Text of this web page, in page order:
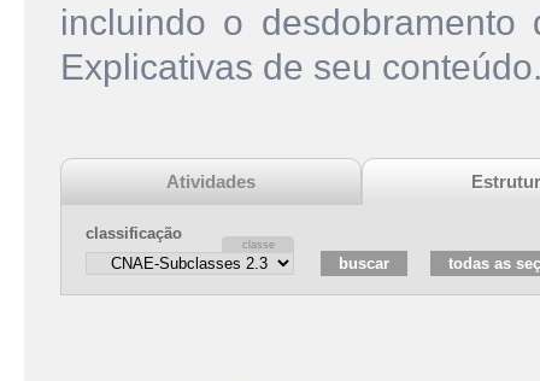
incluindo o
Explicativas de seu
Atividades
classificação